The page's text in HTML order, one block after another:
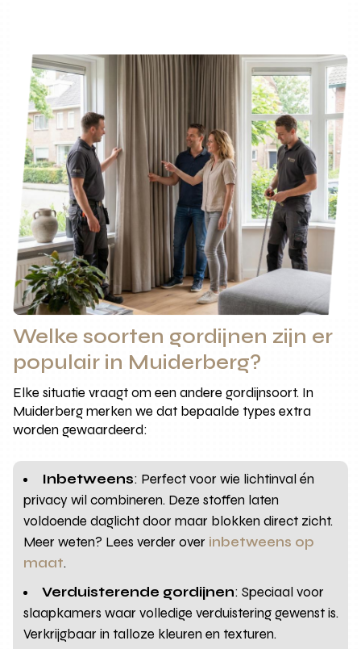
Welke soorten gordijnen zijn er
populair in Muiderberg?
Elke situatie vraagt om een andere gordijnsoort. In
Muiderberg merken we dat bepaalde types extra
worden gewaardeerd:
Inbetweens: Perfect voor wie lichtinval én
privacy wil combineren. Deze stoffen laten
voldoende daglicht door maar blokken direct zicht.
Meer weten? Lees verder over inbetweens op
maat.
Verduisterende gordijnen: Speciaal voor
slaapkamers waar volledige verduistering gewenst is.
Verkrijgbaar in talloze kleuren en texturen.